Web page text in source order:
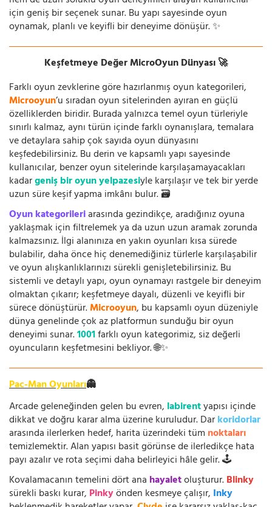
için geniş bir seçenek sunar. Bu yapı sayesinde oyun
oynamak, planlı ve keyifli bir deneyime dönüşür. ✨
Keşfetmeye Değer MicroOyun Dünyası 🚀
Farklı oyun zevklerine göre hazırlanmış oyun kategorileri,
Microoyun’u sıradan oyun sitelerinden ayıran en güçlü
özelliklerden biridir. Burada yalnızca temel oyun türleriyle
sınırlı kalmaz, aynı türün içinde farklı oynanışlara, temalara
ve detaylara sahip çok sayıda oyun dünyasını
keşfedebilirsiniz. Bu derin ve kapsamlı yapı sayesinde
kullanıcılar, benzer oyun sitelerinde karşılaşamayacakları
kadargeniş bir oyun yelpazesiyle karşılaşır ve tek bir yerde
uzun süre keşif yapma imkânı bulur. 🗃️
Oyun kategorileriarasında gezindikçe, aradığınız oyuna
yaklaşmak için filtrelemek ya da uzun uzun aramak zorunda
kalmazsınız. İlgi alanınıza en yakın oyunları kısa sürede
bulabilir, daha önce hiç denemediğiniz türlerle karşılaşabilir
ve oyun alışkanlıklarınızı sürekli genişletebilirsiniz. Bu
sistemli ve detaylı yapı, oyun oynamayı rastgele bir deneyim
olmaktan çıkarır; keşfetmeye dayalı, düzenli ve keyifli bir
sürece dönüştürür.Microoyun, bu kapsamlı oyun düzeniyle
dünya genelinde çok az platformun sunduğu bir oyun
deneyimi sunar.1001farklı oyun kategorimiz, siz değerli
oyuncuların keşfetmesini bekliyor. 🌐✨
Pac-Man Oyunları👻
Arcade geleneğinden gelen bu evren, labirentyapısı içinde
dikkat ve doğru karar alma üzerine kuruludur. Darkoridorlar
arasında ilerlerken hedef, harita üzerindeki tüm noktaları
temizlemektir. Alan yapısı basit görünse de ilerledikçe hata
payı azalır ve rota seçimi daha belirleyici hâle gelir. 🕹️
Kovalamacanın temelini dört ana hayaletoluşturur.Blinky
sürekli baskı kurar, Pinkyönden kesmeye çalışır, Inky